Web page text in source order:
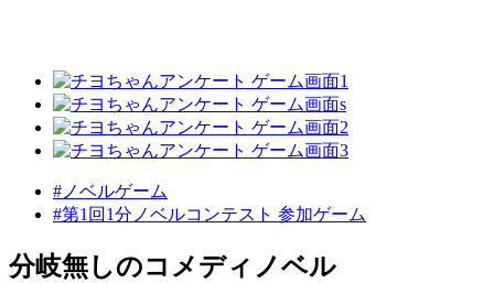
#ノベルゲーム
#第1回1分ノベルコンテスト 参加ゲーム
分岐無しのコメディノベル